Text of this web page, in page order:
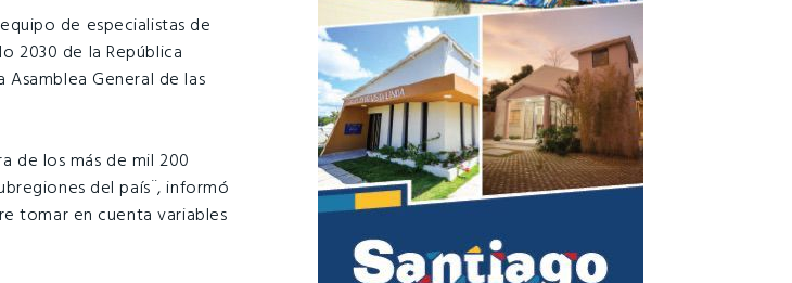
de especialistas de
2030 de la República
General de las
de los más de mil 200
del país¨, informó
tomar en cuenta variables